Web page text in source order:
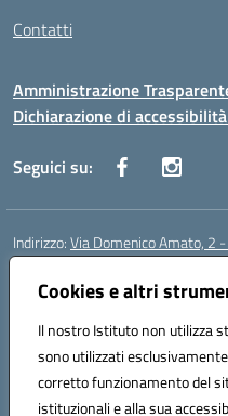
Cookies e altri
Il nostro Istituto non utilizza
sono utilizzati
corretto funzionamento del
istituzionali e alla sua
Contatti
Amministrazione
Dichiarazione di accessibilità
Seguici su:
Indirizzo:Via Domenico Amato, 2
Centralino:
Posta elettronica certificata
Codice fiscale: 95075020651
Codice meccanografico:
Codice Indice delle Pubbliche
Codice unico di fatturazione